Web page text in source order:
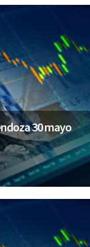
30 mayo